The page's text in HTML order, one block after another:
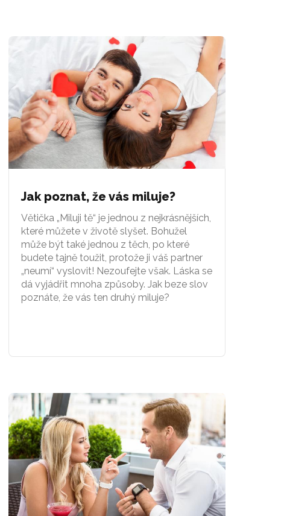
Jak poznat, že vás miluje?
Větička „Miluji tě“ je jednou z nejkrásnějších,
které můžete v životě slyšet. Bohužel
může být také jednou z těch, po které
budete tajně toužit, protože ji váš partner
„neumí“ vyslovit! Nezoufejte však. Láska se
dá vyjádřit mnoha způsoby. Jak beze slov
poznáte, že vás ten druhý miluje?